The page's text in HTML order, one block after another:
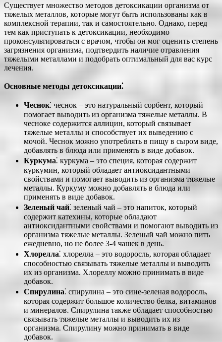
Существует множество методов детоксикации организма от
тяжелых металлов, которые могут быть использованы как в
комплексной терапии, так и самостоятельно. Однако, перед
тем как приступать к детоксикации, необходимо
проконсультироваться с врачом, чтобы он мог оценить степень
загрязнения организма, подтвердить наличие отравления
тяжелыми металлами и подобрать оптимальный для вас курс
лечения.
Основные методы детоксикации⁚
Чеснок⁚ чеснок – это натуральный сорбент, который
помогает выводить из организма тяжелые металлы. В
чесноке содержится аллицин, который связывает
тяжелые металлы и способствует их выведению с
мочой. Чеснок можно употреблять в пищу в сыром виде,
добавлять в блюда или применять в виде добавок.
Куркума⁚ куркума – это специя, которая содержит
куркумин, который обладает антиоксидантными
свойствами и помогает выводить из организма тяжелые
металлы. Куркуму можно добавлять в блюда или
применять в виде добавок.
Зеленый чай⁚ зеленый чай – это напиток, который
содержит катехины, которые обладают
антиоксидантными свойствами и помогают выводить из
организма тяжелые металлы. Зеленый чай можно пить
ежедневно, но не более 3-4 чашек в день.
Хлорелла⁚ хлорелла – это водоросль, которая обладает
способностью связывать тяжелые металлы и выводить
их из организма. Хлореллу можно принимать в виде
добавок.
Спирулина⁚ спирулина – это сине-зеленая водоросль,
которая содержит большое количество белка, витаминов
и минералов. Спирулина также обладает способностью
связывать тяжелые металлы и выводить их из
организма. Спирулину можно принимать в виде
добавок.